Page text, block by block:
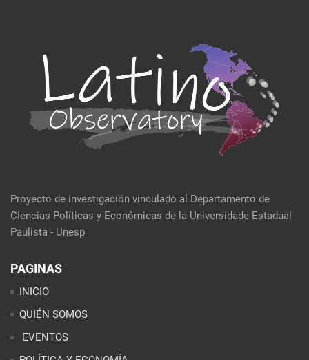
Proyecto de investigación vinculado al Departamento de
Ciencias Políticas y Económicas de la Universidade Estadual
Paulista - Unesp
QUIÉN SOMOS
EVENTOS
CULTURA Y SOCIEDAD
SEMBLANZA DE LA SEMANA
ARTÍCULOS
ANÁLISIS